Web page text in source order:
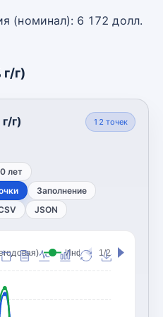
(номинал): 6 172 долл.
г)
г) 12 точек
лет
Заполнение
JSON
Инфляция (CPI, конец
1/2